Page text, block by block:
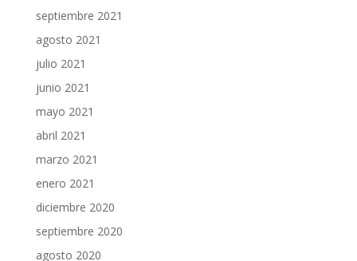
septiembre 2021
agosto 2021
julio 2021
junio 2021
mayo 2021
abril 2021
marzo 2021
enero 2021
diciembre 2020
septiembre 2020
agosto 2020